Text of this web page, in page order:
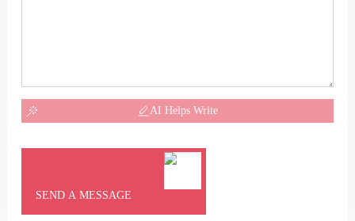
AI Helps Write
SEND A MESSAGE